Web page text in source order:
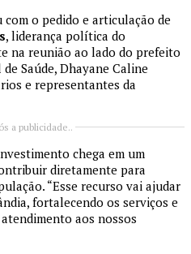
o pedido e articulação de
, liderança política do
na reunião ao lado do prefeito
Saúde, Dhayane Caline
e representantes da
a publicidade..
chega em um
diretamente para
“Esse recurso vai ajudar
fortalecendo os serviços e
aos nossos